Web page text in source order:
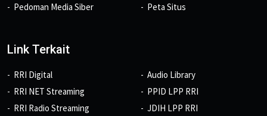
Pedoman Media Siber
Peta Situs
Link Terkait
RRI Digital
RRI NET Streaming
RRI Radio Streaming
Audio Library
PPID LPP RRI
JDIH LPP RRI